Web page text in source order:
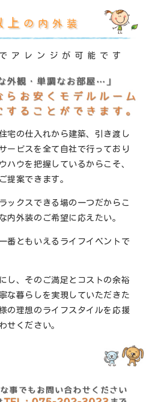
上 の内外装
アレンジが可能です
宅の仕入れから建築、引き渡し
ービスを全て自社で行っており
ハウを把握しているからこそ、
提案できます。
ックスできる場の一つだからこ
内外装のご希望に応えたい。
番ともいえるライフイベントで
し、そのご満足とコストの余裕
な暮らしを実現していただきた
の理想のライフスタイルを応援
せください。